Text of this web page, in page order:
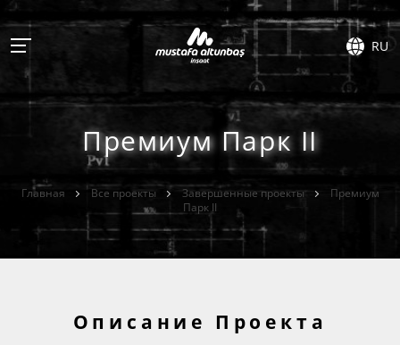
RU
Премиум Парк II
Главная Все проекты Завершенные проекты
Премиум
Парк II
Описание Проекта